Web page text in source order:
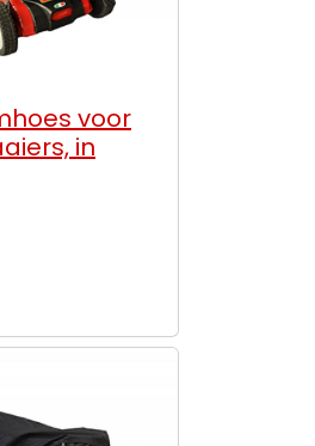
voor
in
185 x 59 x